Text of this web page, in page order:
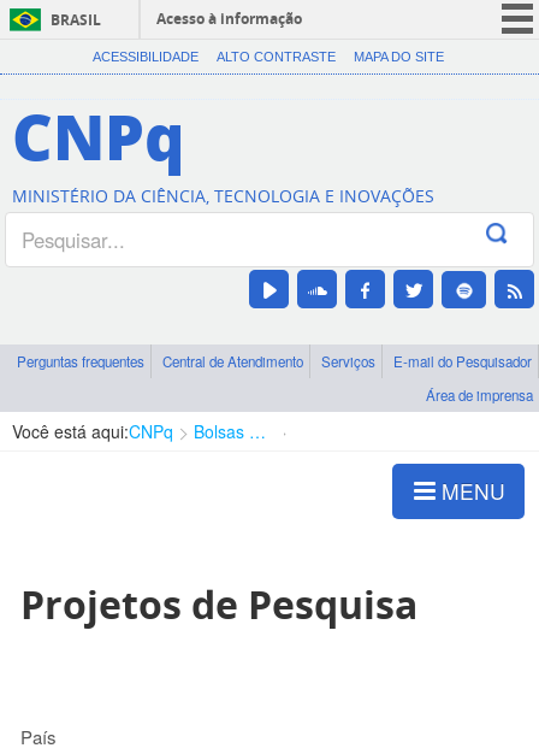
BRASIL
Acesso à informação
CORONAVÍRUS (COVID-19)
Canais
ACESSIBILIDADE ALTO CONTRASTE MAPA DO SITE
CNPq
MINISTÉRIO DA CIÊNCIA, TECNOLOGIA E INOVAÇÕES
Perguntas frequentes Central de Atendimento Serviços
E-mail do Pesquisador
Área de imprensa
Você está aqui:CNPq Bolsas e Auxílios Vigentes
MENU
Projetos de Pesquisa
País